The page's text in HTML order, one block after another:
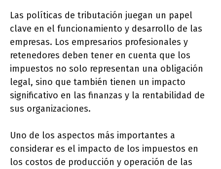
Las políticas de tributación juegan un papel
clave en el funcionamiento y desarrollo de las
empresas. Los empresarios profesionales y
retenedores deben tener en cuenta que los
impuestos no solo representan una obligación
legal, sino que también tienen un impacto
significativo en las finanzas y la rentabilidad de
sus organizaciones.
Uno de los aspectos más importantes a
considerar es el impacto de los impuestos en
los costos de producción y operación de las